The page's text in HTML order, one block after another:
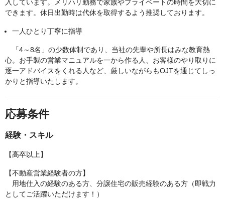
入しています。メリハリ勤務で家族やプライベートの時間を大切に
できます。休日出勤時は代休を取得するよう推奨しております。
一人ひとり丁寧に指導
「4～8名」の少数体制であり、当社の先輩や所長はみな教育熱
心。お手製の営業マニュアルを一から作る人、お客様のやり取りに
逐一アドバイスをくれる人など、厳しいながらもOJTを通じてしっ
かりと指導いたします。
応募条件
経験・スキル
【高卒以上】
【不動産営業経験者の方】
用地仕入の経験のある方、分譲住宅の販売経験のある方（即戦力
としてご活躍いただけます！）